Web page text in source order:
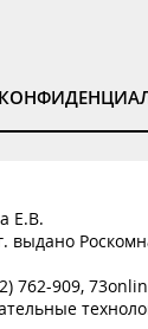
Е.В.
выдано
762-909,